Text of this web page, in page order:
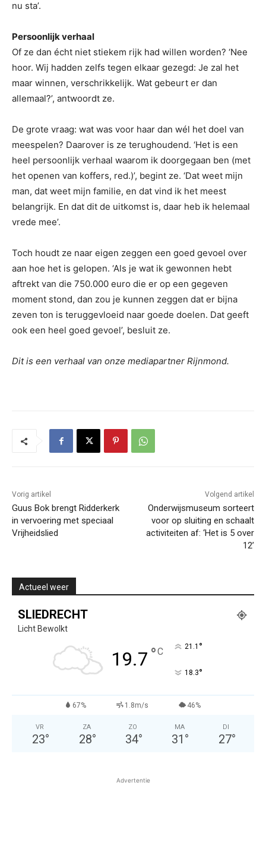
nu sta’.
Persoonlijk verhaal
Of ze dan écht niet stiekem rijk had willen worden? ‘Nee
hoor. Wij hadden zelfs tegen elkaar gezegd: Je zal het
maar winnen, verschrikkelijk. Wat gebeurt er dan
allemaal?’, antwoordt ze.
De grote vraag: wat was voor haar dan wél het doel van
meespelen? Daarover is ze terughoudend. ‘Het is een
heel persoonlijk verhaal waarom ik doorgegaan ben (met
het openen van koffers, red.)’, begint ze. ‘Dat weet mijn
man, dat weet mijn familie, en dat vind ik het meest
belangrijk. En dat dit de uitkomst is, daar heb ik helemaal
vrede mee’.
Toch houdt ze naar eigen zeggen een goed gevoel over
aan hoe het is gelopen. ‘Als je wat ik gewonnen hebt
aftrekt van die 750.000 euro die er op een gegeven
moment stond, dan zou je kunnen zeggen dat er bijna
zeven ton is teruggevloeid naar goede doelen. Dat geeft
ook een heel goed gevoel’, besluit ze.
Dit is een verhaal van onze mediapartner Rijnmond.
Vorig artikel
Guus Bok brengt Ridderkerk
in vervoering met speciaal
Vrijheidslied
Volgend artikel
Onderwijsmuseum sorteert
voor op sluiting en schaalt
activiteiten af: ‘Het is 5 over
12’
Actueel weer
SLIEDRECHT
Licht Bewolkt
19.7 °C 21.1 °
18.3°
67% 1.8m/s 46%
VR
23°
ZA
28°
ZO
34°
MA
31 °
DI
27°
Advertentie